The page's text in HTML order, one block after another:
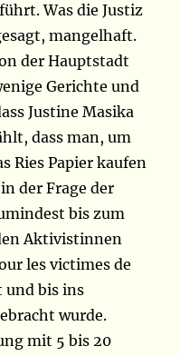
Was die Justiz
mangelhaft.
der Hauptstadt
Gerichte und
Justine Masika
dass man, um
Ries Papier kaufen
der Frage der
bis zum
Aktivistinnen
les victimes de
und bis ins
wurde.
mit 5 bis 20